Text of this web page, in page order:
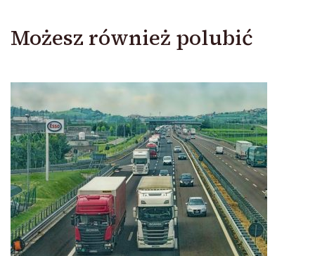
Możesz również polubić